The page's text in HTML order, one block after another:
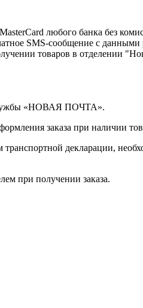
любого банка без
SMS-сообщение с данными
товаров в отделении
службы «НОВАЯ ПОЧТА».
заказа при наличии
транспортной декларации,
при получении заказа.